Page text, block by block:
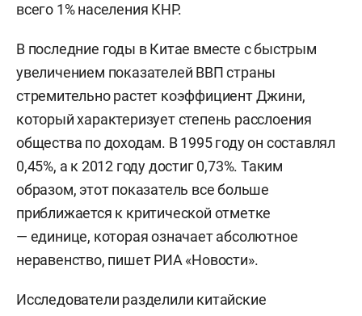
всего 1% населения КНР.
В последние годы в Китае вместе с быстрым
увеличением показателей ВВП страны
стремительно растет коэффициент Джини,
который характеризует степень расслоения
общества по доходам. В 1995 году он составлял
0,45%, а к 2012 году достиг 0,73%. Таким
образом, этот показатель все больше
приближается к критической отметке
— единице, которая означает абсолютное
неравенство, пишет РИА «Новости».
Исследователи разделили китайские